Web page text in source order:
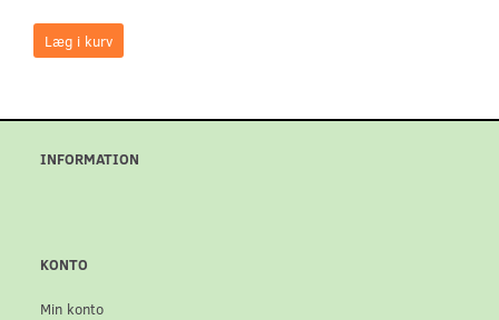
Læg i kurv
INFORMATION
KONTO
Min konto